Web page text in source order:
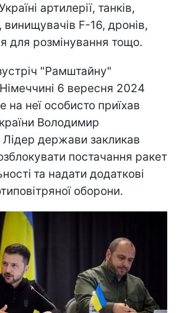
артилерії, танків,
F-16, дронів,
для розмінування тощо.
"Рамштайну"
6 вересня 2024
на неї особисто приїхав
Володимир
держави закликав
постачання ракет
та надати додаткові
оборони.